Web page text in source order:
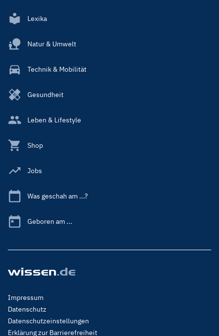
Lexika
Natur & Umwelt
Technik & Mobilität
Gesundheit
Leben & Lifestyle
Shop
Jobs
Was geschah am ...?
Geboren am ...
Footer
Menu
Legal
Impressum
Datenschutz
Datenschutzeinstellungen
Erklärung zur Barrierefreiheit